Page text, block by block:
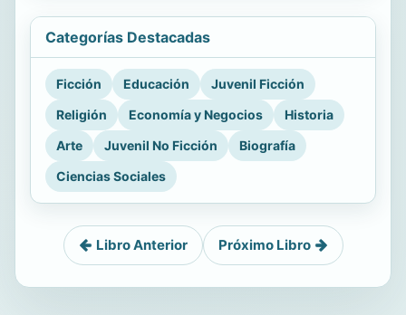
Categorías Destacadas
Ficción Educación
Juvenil Ficción
Religión
Economía y Negocios
Historia
Arte
Juvenil No Ficción
Biografía
Ciencias Sociales
Libro Anterior Próximo Libro